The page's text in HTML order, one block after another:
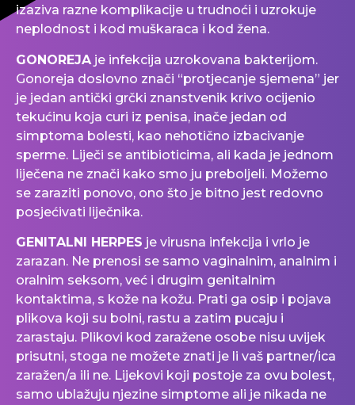
izaziva razne komplikacije u trudnoći i uzrokuje
neplodnost i kod muškaraca i kod žena.
GONOREJAje infekcija uzrokovana bakterijom.
Gonoreja doslovno znači “protjecanje sjemena” jer
je jedan antički grčki znanstvenik krivo ocijenio
tekućinu koja curi iz penisa, inače jedan od
simptoma bolesti, kao nehotično izbacivanje
sperme. Liječi se antibioticima, ali kada je jednom
liječena ne znači kako smo ju preboljeli. Možemo
se zaraziti ponovo, ono što je bitno jest redovno
posjećivati liječnika.
GENITALNI HERPES je virusna infekcija i vrlo je
zarazan. Ne prenosi se samo vaginalnim, analnim i
oralnim seksom, već i drugim genitalnim
kontaktima, s kože na kožu. Prati ga osip i pojava
plikova koji su bolni, rastu a zatim pucaju i
zarastaju. Plikovi kod zaražene osobe nisu uvijek
prisutni, stoga ne možete znati je li vaš partner/ica
zaražen/a ili ne. Lijekovi koji postoje za ovu bolest,
samo ublažuju njezine simptome ali je nikada ne